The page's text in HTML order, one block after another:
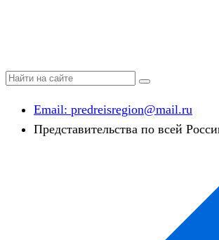
Email: predreisregion@mail.ru
Представительства по всей